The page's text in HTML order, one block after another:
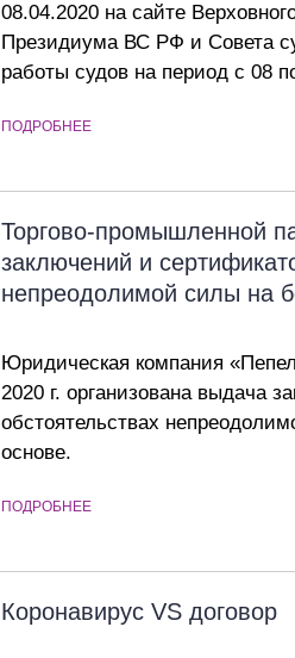
08.04.2020 на сайте
Президиума ВС РФ и Совета
работы судов на период с 08
ПОДРОБНЕЕ
Торгово-промышленной
заключений и
непреодолимой силы на
Юридическая компания
2020 г. организована выдача
обстоятельствах
основе.
ПОДРОБНЕЕ
Коронавирус VS договор